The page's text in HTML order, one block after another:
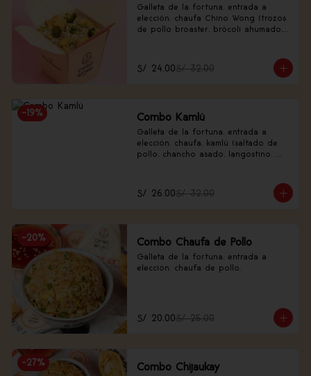
Galleta de la fortuna, entrada a
elección, chaufa Chino Wong (trozos
de pollo broaster, brócoli ahumado,
S/ 24.00S/ 32.00
-19% Combo Kamlú
Galleta de la fortuna, entrada a
elección, chaufa, kamlú (saltado de
pollo, chancho asado, langostino,
S/ 26.00S/ 32.00
-20% Combo Chaufa de Pollo
Galleta de la fortuna, entrada a
elección, chaufa de pollo.
S/ 20.00S/ 25.00
-27% Combo Chijaukay